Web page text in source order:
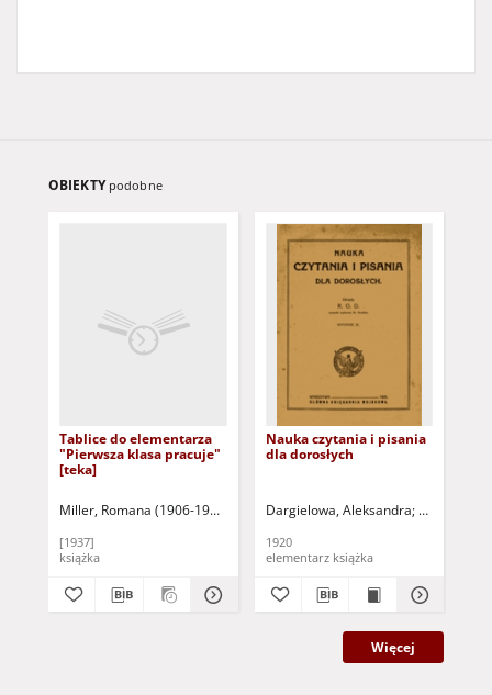
OBIEKTY podobne
Tablice do elementarza
"Pierwsza klasa pracuje"
[teka]
Miller, Romana (1906-1983) Rostkowska, Maria
[1937]
książka
Nauka czytania i pisania
dla dorosłych
Dargielowa, Aleksandra
1920
elementarz książka
Więcej